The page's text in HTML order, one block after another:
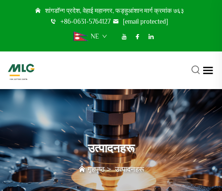
शांगडॉन्ग प्रदेश, वेहाई महानगर, फङ्हुआंशान मार्ग क्रमांक ७६३
+86-0631-5764127
[email protected]
NE
उत्पादनहरू
गृहपृष्ठ>उत्पादनहरू